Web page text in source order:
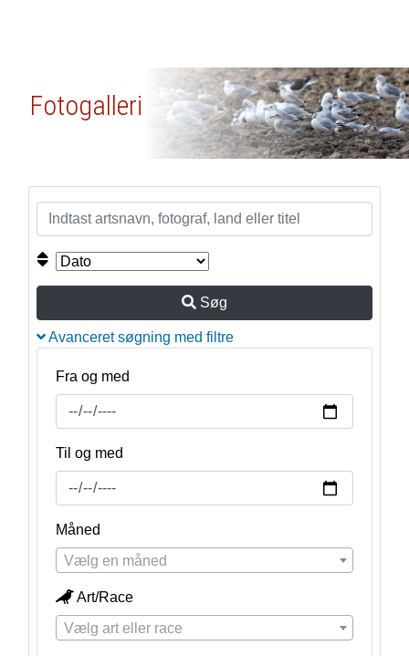
Fotogalleri
Søg
Avanceret søgning med filtre
Fra og med
Til og med
Måned
Vælg en måned
Art/Race
Vælg art eller race